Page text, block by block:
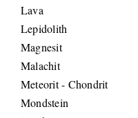
Lava
Lepidolith
Magnesit
Malachit
Meteorit - Chondrit
Mondstein